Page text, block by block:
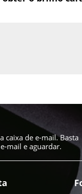
caixa de e-mail. Basta
mail e aguardar.